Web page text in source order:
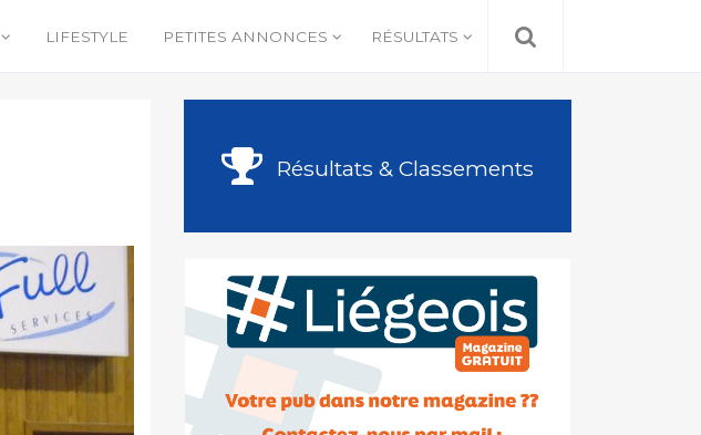
LIFESTYLE PETITES ANNONCES RÉSULTATS
Résultats & Classements